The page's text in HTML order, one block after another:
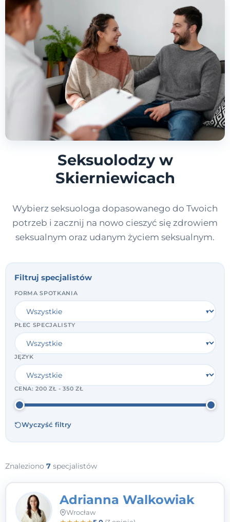
Seksuolodzy w
Skierniewicach
Wybierz seksuologa dopasowanego do Twoich
potrzeb i zacznij na nowo cieszyć się zdrowiem
seksualnym oraz udanym życiem seksualnym.
Filtruj specjalistów
FORMA SPOTKANIA
PŁEĆ SPECJALISTY
JĘZYK
CENA:200 ZŁ - 350 ZŁ
Wyczyść filtry
Znaleziono 7 specjalistów
Adrianna Walkowiak
Wrocław